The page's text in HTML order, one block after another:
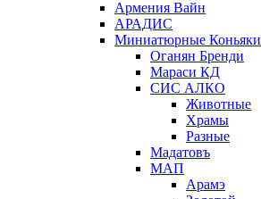
Армения Вайн
АРАДИС
Миниатюрные Коньяки
Оганян Бренди
Мараси КД
СИС АЛКО
Животные
Храмы
Разные
Мадатовъ
МАП
Арамэ